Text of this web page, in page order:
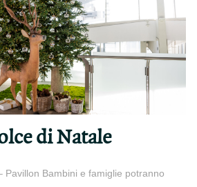
di Natale
Pavillon Bambini e famiglie potranno